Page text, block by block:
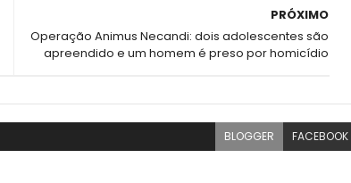
PRÓXIMO
Operação Animus Necandi: dois adolescentes são
apreendido e um homem é preso por homicídio
BLOGGER FACEBOOK